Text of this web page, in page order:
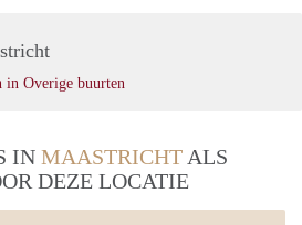
in Overige buurten
IN MAASTRICHT ALS
DEZE LOCATIE